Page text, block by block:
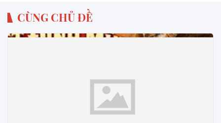
CÙNG CHỦ ĐỀ